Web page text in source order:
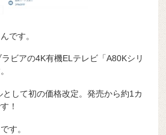
です。
ビアの4K有機ELテレビ「A80Kシリ
して初の価格改定。発売から約1カ
！
す。